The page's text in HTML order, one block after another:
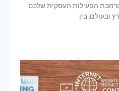
הפעילות העסקית שלכם
בין